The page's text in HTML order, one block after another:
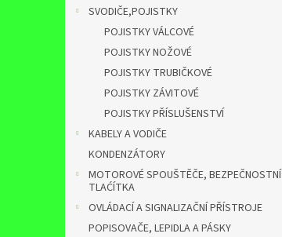
SVODIČE,POJISTKY
POJISTKY VÁLCOVÉ
POJISTKY NOŽOVÉ
POJISTKY TRUBIČKOVÉ
POJISTKY ZÁVITOVÉ
POJISTKY PŘÍSLUŠENSTVÍ
KABELY A VODIČE
KONDENZÁTORY
MOTOROVÉ SPOUŠTĚČE, BEZPEČNOSTNÍ
TLAĆÍTKA
OVLÁDACÍ A SIGNALIZAČNÍ PŘÍSTROJE
POPISOVAČE, LEPIDLA A PÁSKY